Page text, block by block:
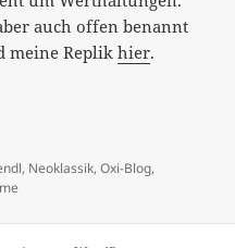
auch offen benannt
meine Replikhier.
, Neoklassik, Oxi-Blog,